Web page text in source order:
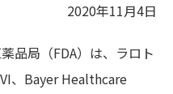
2020年11月4日
品局（FDA）は、ラロト
、 Bayer Healthcare